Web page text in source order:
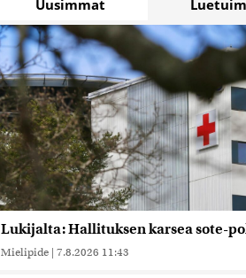
Uusimmat
Lukijalta: Hallituksen karsea sote-
Mielipide | 7.8.2026 11:43